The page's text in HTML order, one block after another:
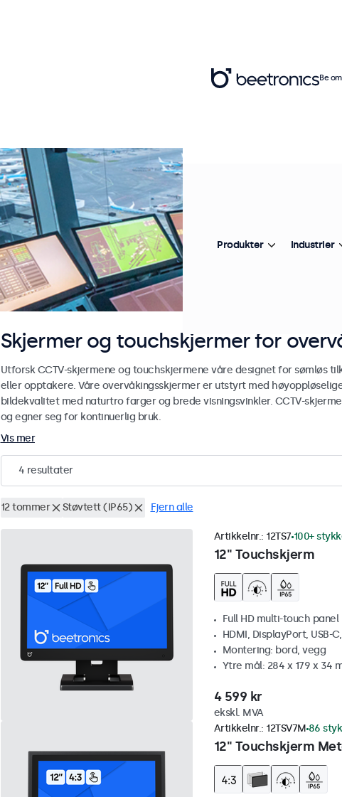
Skjermer og touchskjermer for
Utforsk CCTV-skjermene og touchskjermene våre designet for sømløs
eller opptakere. Våre overvåkingsskjermer er utstyrt med
bildekvalitet med naturtro farger og brede visningsvinkler. CCTV-
og egner seg for kontinuerlig bruk.
Vis mer
4 resultater
12 tommer Støvtett (IP65) Fjern alle
12" Touchskjerm
Artikkelnr.: 12TS7 100+
Full HD multi-touch panel
HDMI, DisplayPort, USB-
Montering: bord, vegg
Ytre mål: 284 x 179 x 34
4 599 kr
ekskl. MVA
12" Touchskjerm
Artikkelnr.: 12TSV7M 86
Be
Produkter Industrier